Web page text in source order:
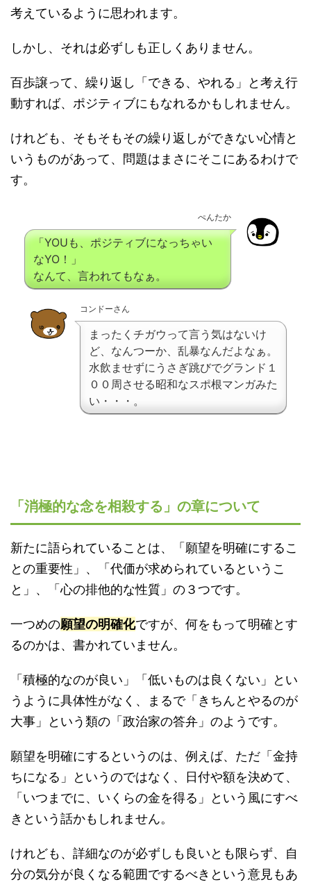
考えているように思われます。
しかし、それは必ずしも正しくありません。
百歩譲って、繰り返し「できる、やれる」と考え行
動すれば、ポジティブにもなれるかもしれません。
けれども、そもそもその繰り返しができない心情と
いうものがあって、問題はまさにそこにあるわけで
す。
ぺんたか
「YOUも、ポジティブになっちゃい
なYO！」
なんて、言われてもなぁ。
コンドーさん
まったくチガウって言う気はないけ
ど、なんつーか、乱暴なんだよなぁ。
水飲ませずにうさぎ跳びでグランド１
００周させる昭和なスポ根マンガみた
い・・・。
「消極的な念を相殺する」の章について
新たに語られていることは、「願望を明確にするこ
との重要性」、「代価が求められているというこ
と」、「心の排他的な性質」の３つです。
一つめの願望の明確化ですが、何をもって明確とす
るのかは、書かれていません。
「積極的なのが良い」「低いものは良くない」とい
うように具体性がなく、まるで「きちんとやるのが
大事」という類の「政治家の答弁」のようです。
願望を明確にするというのは、例えば、ただ「金持
ちになる」というのではなく、日付や額を決めて、
「いつまでに、いくらの金を得る」という風にすべ
きという話かもしれません。
けれども、詳細なのが必ずしも良いとも限らず、自
分の気分が良くなる範囲でするべきという意見もあ